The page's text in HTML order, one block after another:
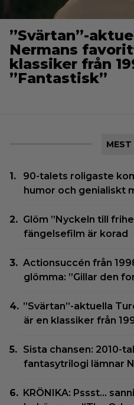
”Svärtan”-
Nermans
klassiker från
”Fantastisk”
90-talets roligaste
humor och genialiskt
Glöm ”Nyckeln till
fängelsefilm är korad
Actionsuccén från
glömma: ”Gillar den
”Svärtan”-aktuella
är en klassiker från
Sista chansen: 2010-
fantasytrilogi lämnar
KRÖNIKA: Pssst…